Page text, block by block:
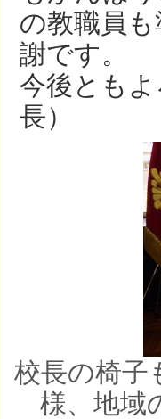
の教職員
謝です。
今後とも
長）
校長の椅子
様、地域